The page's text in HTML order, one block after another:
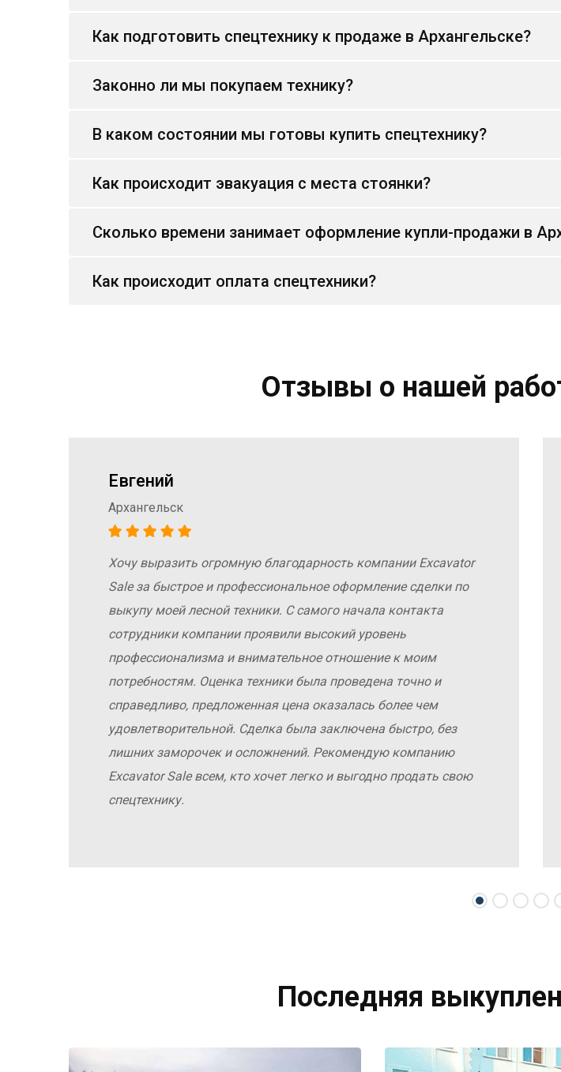
Как подготовить спецтехнику к продаже в Архангельске?
Законно ли мы покупаем технику?
В каком состоянии мы готовы купить спецтехнику?
Как происходит эвакуация с места стоянки?
Сколько времени занимает оформление купли-продажи в
Как происходит оплата спецтехники?
Отзывы о нашей
Евгений
Архангельск
Хочу выразить огромную благодарность компании Excavator
Sale за быстрое и профессиональное оформление сделки по
выкупу моей лесной техники. С самого начала контакта
сотрудники компании проявили высокий уровень
профессионализма и внимательное отношение к моим
потребностям. Оценка техники была проведена точно и
справедливо, предложенная цена оказалась более чем
удовлетворительной. Сделка была заключена быстро, без
лишних заморочек и осложнений. Рекомендую компанию
Excavator Sale всем, кто хочет легко и выгодно продать свою
спецтехнику.
Последняя